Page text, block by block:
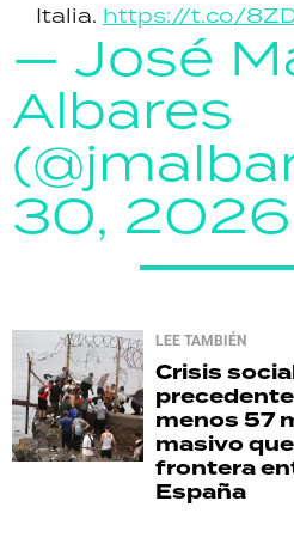
Italia. https://t.co/
— José
Albares
30, 2026
LEE TAMBIÉN
Crisis
menos 57
masivo
frontera
España